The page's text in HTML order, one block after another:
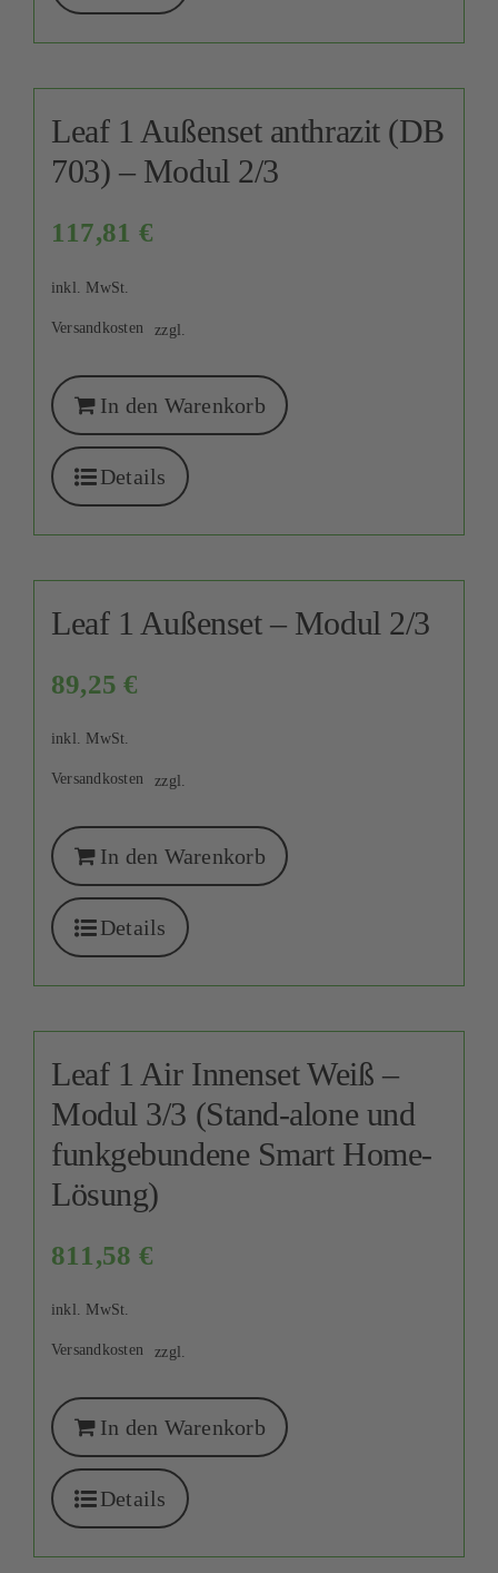
Leaf 1 Außenset anthrazit (DB
703) – Modul 2/3
117,81 €
inkl. MwSt.
zzgl.
Versandkosten
In den Warenkorb
Details
Leaf 1 Außenset – Modul 2/3
89,25€
inkl. MwSt.
zzgl.
Versandkosten
In den Warenkorb
Details
Leaf 1 Air Innenset Weiß –
Modul 3/3 (Stand-alone und
funkgebundene Smart Home-
Lösung)
811,58 €
inkl. MwSt.
zzgl.
Versandkosten
In den Warenkorb
Details